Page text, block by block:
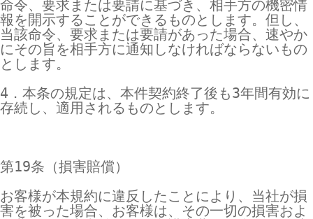
命令、要求または要請に基づき、相手方の機密情
報を開示することができるものとします。但し、
当該命令、要求または要請があった場合、速やか
にその旨を相手方に通知しなければならないもの
とします。
4．本条の規定は、本件契約終了後も3年間有効に
存続し、適用されるものとします。
第19条（損害賠償）
お客様が本規約に違反したことにより、当社が損
害を被った場合、お客様は、その一切の損害およ